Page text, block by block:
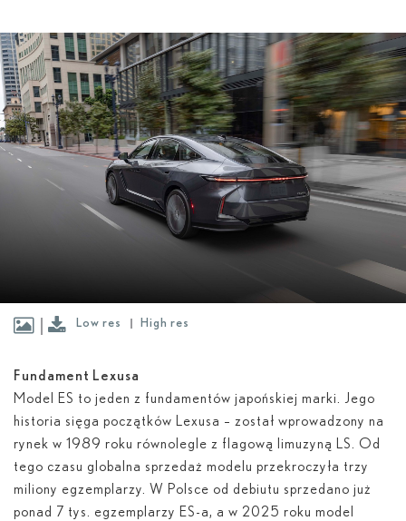
Low res High res
Fundament Lexusa
Model ES to jeden z fundamentów japońskiej marki. Jego
historia sięga początków Lexusa – został wprowadzony na
rynek w 1989 roku równolegle z flagową limuzyną LS. Od
tego czasu globalna sprzedaż modelu przekroczyła trzy
miliony egzemplarzy. W Polsce od debiutu sprzedano już
ponad 7 tys. egzemplarzy ES-a, a w 2025 roku model